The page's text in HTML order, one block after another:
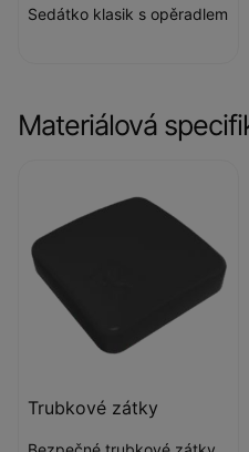
Sedátko klasik s opěradlem
Materiálová
Trubkové zátky